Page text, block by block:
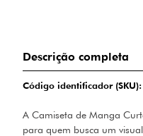
Descrição completa
Código identificador (SKU):
A Camiseta de Manga
para quem busca um